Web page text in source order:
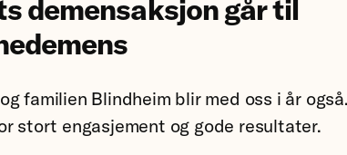
demensaksjon går til
familien Blindheim blir med oss i år
stort engasjement og gode resultater.